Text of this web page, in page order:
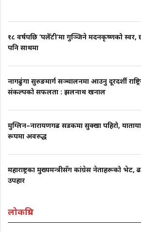
१८ वर्षपछि ‘पलेँटी’मा गुञ्जिने मदनकृष्णको स्वर,
पनि साथमा
नागढुंगा सुरुङमार्ग सञ्चालनमा आउनु दूरदर्शी
संकल्पको सफलता : झलनाथ खनाल
मुग्लिन–नारायणगढ सडकमा सुक्खा पहिरो,
रूपमा अवरुद्ध
महाराष्ट्रका मुख्यमन्त्रीसँग कांग्रेस नेताहरूको भेट,
उपहार
लोकप्रिय